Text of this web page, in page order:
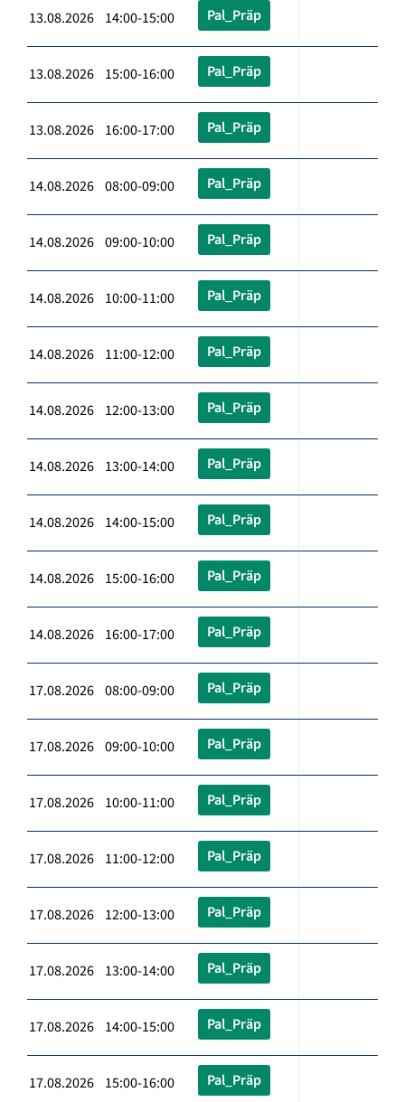
13.08.2026 14:00-15:00 Pal_Präp
13.08.2026 15:00-16:00 Pal_Präp
13.08.2026 16:00-17:00 Pal_Präp
14.08.2026 08:00-09:00 Pal_Präp
14.08.2026 09:00-10:00 Pal_Präp
14.08.2026 10:00-11:00 Pal_Präp
14.08.2026 11:00-12:00 Pal_Präp
14.08.2026 12:00-13:00 Pal_Präp
14.08.2026 13:00-14:00 Pal_Präp
14.08.2026 14:00-15:00 Pal_Präp
14.08.2026 15:00-16:00 Pal_Präp
14.08.2026 16:00-17:00 Pal_Präp
17.08.2026 08:00-09:00 Pal_Präp
17.08.2026 09:00-10:00 Pal_Präp
17.08.2026 10:00-11:00 Pal_Präp
17.08.2026 11:00-12:00 Pal_Präp
17.08.2026 12:00-13:00 Pal_Präp
17.08.2026 13:00-14:00 Pal_Präp
17.08.2026 14:00-15:00 Pal_Präp
17.08.2026 15:00-16:00 Pal_Präp